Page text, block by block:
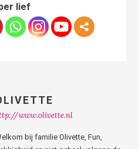
lief
www.olivette.nl
bij familie Olivette, Fun,